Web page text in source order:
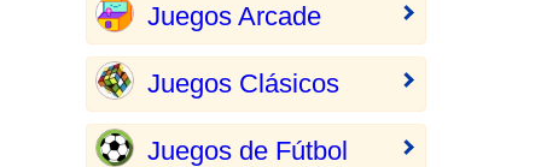
Juegos Arcade
Juegos Clásicos
Juegos de Fútbol